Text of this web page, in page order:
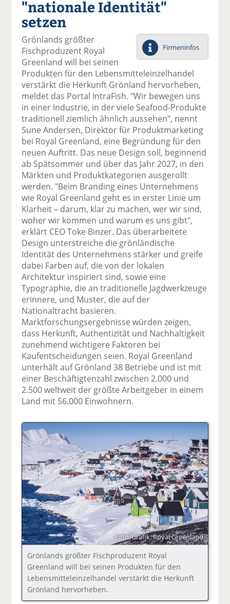
el
a
F
ac
e
b
o
o
k
te
il
e
n
tt
er
n
Li
n
k
e
di
n
te
il
e
n
E
m
ai
l
v
er
se
n
d
e
n
ck
e
n
"nationale Identität"
setzen
Firmeninfos
Grönlands größter
Fischproduzent Royal
Greenland will bei seinen
Produkten für den Lebensmitteleinzelhandel
verstärkt die Herkunft Grönland hervorheben,
meldet das Portal IntraFish. "Wir bewegen uns
in einer Industrie, in der viele Seafood-Produkte
traditionell ziemlich ähnlich aussehen", nennt
Sune Andersen, Direktor für Produktmarketing
bei Royal Greenland, eine Begründung für den
neuen Auftritt. Das neue Design soll, beginnend
ab Spätsommer und über das Jahr 2027, in den
Märkten und Produktkategorien ausgerollt
werden. "Beim Branding eines Unternehmens
wie Royal Greenland geht es in erster Linie um
Klarheit – darum, klar zu machen, wer wir sind,
woher wir kommen und warum es uns gibt",
erklärt CEO Toke Binzer. Das überarbeitete
Design unterstreiche die grönländische
Identität des Unternehmens stärker und greife
dabei Farben auf, die von der lokalen
Architektur inspiriert sind, sowie eine
Typographie, die an traditionelle Jagdwerkzeuge
erinnere, und Muster, die auf der
Nationaltracht basieren.
Marktforschungsergebnisse würden zeigen,
dass Herkunft, Authentizität und Nachhaltigkeit
zunehmend wichtigere Faktoren bei
Kaufentscheidungen seien. Royal Greenland
unterhält auf Grönland 38 Betriebe und ist mit
einer Beschäftigtenzahl zwischen 2.000 und
2.500 weltweit der größte Arbeitgeber in einem
Land mit 56.000 Einwohnern.
Foto/Grafik: Royal Greenland
Grönlands größter Fischproduzent Royal
Greenland will bei seinen Produkten für den
Lebensmitteleinzelhandel verstärkt die Herkunft
Grönland hervorheben.